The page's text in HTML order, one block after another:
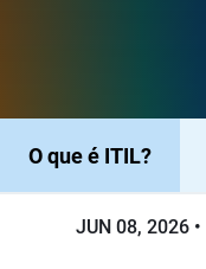
O que é ITIL?
JUN 08, 2026